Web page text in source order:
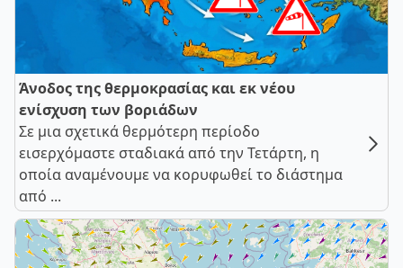
Άνοδος της θερμοκρασίας και εκ νέου
ενίσχυση των βοριάδων
Σε μια σχετικά θερμότερη περίοδο
εισερχόμαστε σταδιακά από την Τετάρτη, η
οποία αναμένουμε να κορυφωθεί το διάστημα
από ...